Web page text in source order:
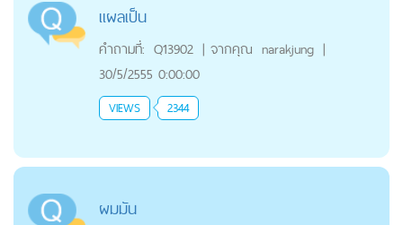
แผลเป็น
คำถามที่: Q13902 | จากคุณ narakjung |
30/5/2555 0:00:00
VIEWS 2344
ผมมัน